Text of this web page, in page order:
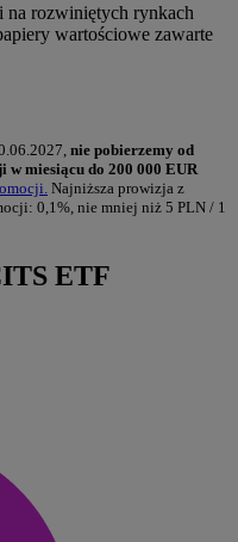
rozwiniętych rynkach
wartościowe zawarte
nie pobierzemy od
miesiącu do 200 000 EUR
Najniższa prowizja z
0,1%, nie mniej niż 5 PLN / 1
ETF